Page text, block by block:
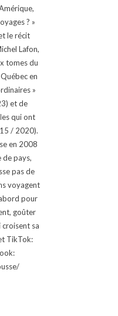
? »
le récit
Lafon,
tomes du
en
»
et de
qui ont
/ 2020).
en 2008
de pays,
pas de
voyagent
pour
goûter
sa
TikTok: